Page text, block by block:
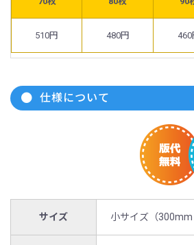
510円 480円 460
仕様について
サイズ 小サイズ（300mm